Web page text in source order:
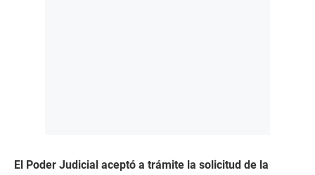
El Poder Judicial aceptó a trámite la solicitud de la